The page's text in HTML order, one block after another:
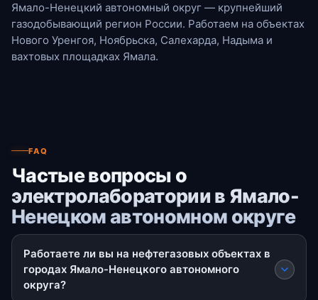
Ямало-Ненецкий автономный округ — крупнейший
газодобывающий регион России. Работаем на объектах
Нового Уренгоя, Ноябрьска, Салехарда, Надыма и
вахтовых площадках Ямала.
FAQ
Частые вопросы о
электролаборатории в Ямало-
Ненецком автономном округе
Работаете ли вы на нефтегазовых объектах в
городах Ямало-Ненецкого автономного
округа?